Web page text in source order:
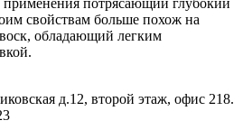
свойствам больше похож на
обладающий легким
д.12, второй этаж, офис 218.